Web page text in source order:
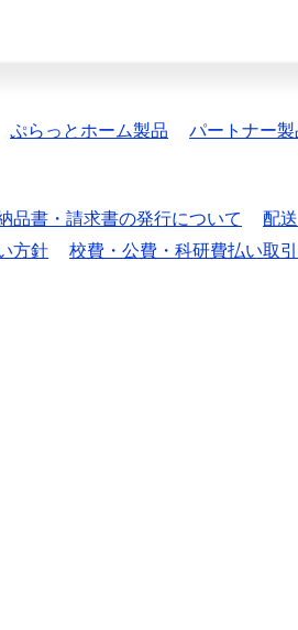
ぷらっとホーム製品 パートナー製
品書・請求書の発行について 配
方針 校費・公費・科研費払い取